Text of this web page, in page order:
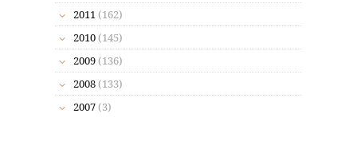
2011 (162)
2010 (145)
2009 (136)
2008 (133)
2007 (3)